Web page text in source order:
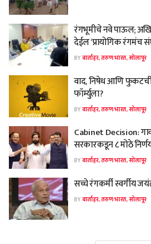
रंगभूमीचे नवे पाऊल;
देईल ‘प्रायोगिक रंगमंच
BYवार्ताहर, तरुण भारत, सोलापूर
वाद, निषेध आणि फुकटची
फॉर्म्युला?
BYवार्ताहर, तरुण भारत, सोलापूर
Cabinet Decision:
सरकारकडून ८ मोठे
BYवार्ताहर, तरुण भारत, सोलापूर
सच्चे रंगकर्मी स्वर्गीय
BYवार्ताहर, तरुण भारत, सोलापूर